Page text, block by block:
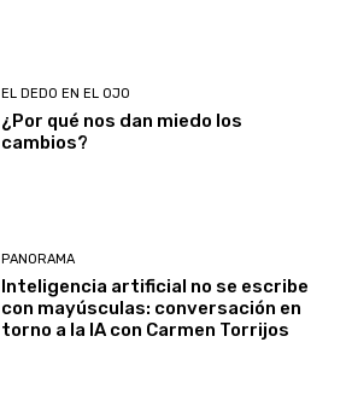
EL DEDO EN EL OJO
¿Por qué nos dan miedo los
cambios?
PANORAMA
Inteligencia artificial no se escribe
con mayúsculas: conversación en
torno a la IA con Carmen Torrijos